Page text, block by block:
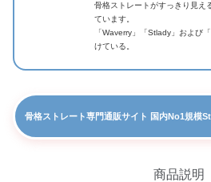
骨格ストレートがすっきり見え
ています。
「Waverry」「Stlady」および
けている。
骨格ストレート専門通販サイト 国内No1規模
商品説明